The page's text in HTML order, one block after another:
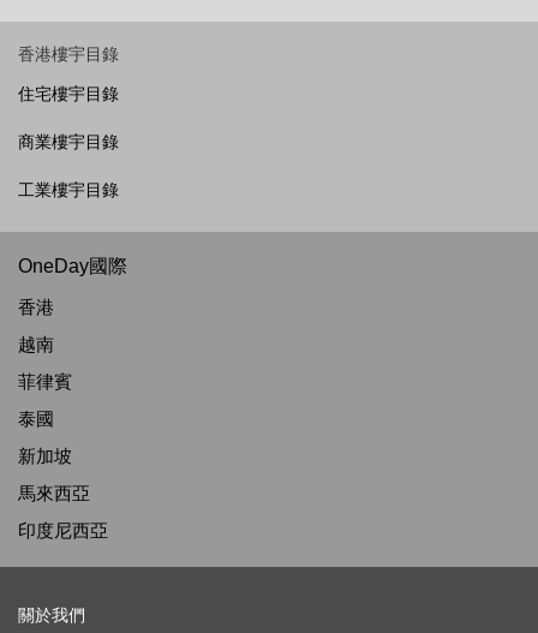
香港樓宇目錄
住宅樓宇目錄
商業樓宇目錄
工業樓宇目錄
OneDay國際
香港
越南
菲律賓
泰國
新加坡
馬來西亞
印度尼西亞
關於我們